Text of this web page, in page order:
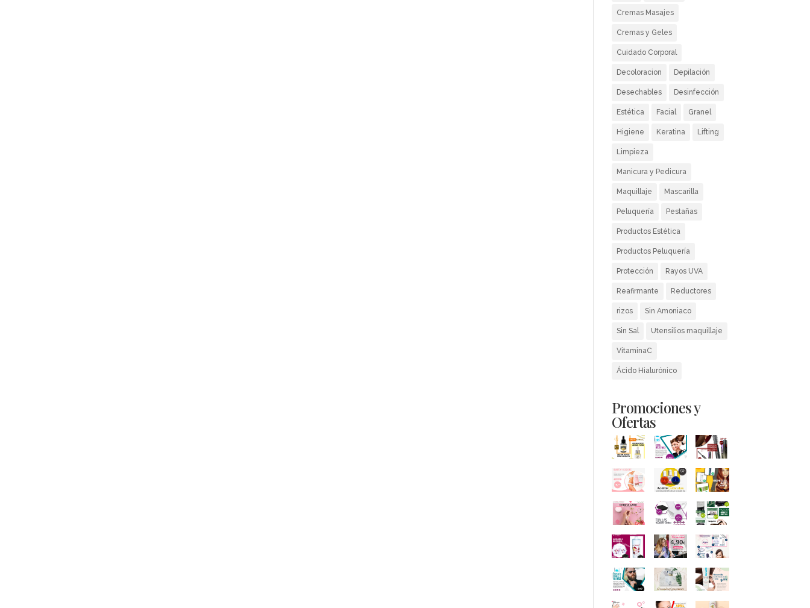
Cremas Masajes
Cremas y Geles
Cuidado Corporal
Decoloracion Depilación
Desechables Desinfección
Estética Facial Granel
Higiene Keratina Lifting
Limpieza
Manicura y Pedicura
Maquillaje Mascarilla
Peluquería Pestañas
Productos Estética
Productos Peluquería
Protección Rayos UVA
Reafirmante Reductores
rizos Sin Amoniaco
Sin Sal Utensilios maquillaje
VitaminaC
Ácido Hialurónico
Promociones y
Ofertas